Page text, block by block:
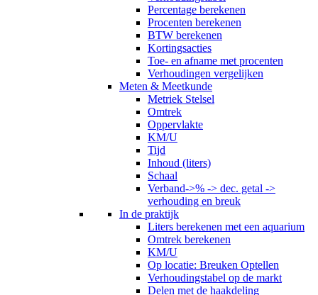
Percentage berekenen
Procenten berekenen
BTW berekenen
Kortingsacties
Toe- en afname met procenten
Verhoudingen vergelijken
Meten & Meetkunde
Metriek Stelsel
Omtrek
Oppervlakte
KM/U
Tijd
Inhoud (liters)
Schaal
Verband->% -> dec. getal ->
verhouding en breuk
In de praktijk
Liters berekenen met een aquarium
Omtrek berekenen
KM/U
Op locatie: Breuken Optellen
Verhoudingstabel op de markt
Delen met de haakdeling